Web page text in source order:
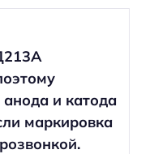
и катода
маркировка